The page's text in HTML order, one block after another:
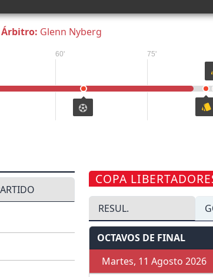
Árbitro: Glenn Nyberg
60' 75'
COPA
RESUL.
OCTAVOS DE FINAL
Martes, 11 Agosto 2026